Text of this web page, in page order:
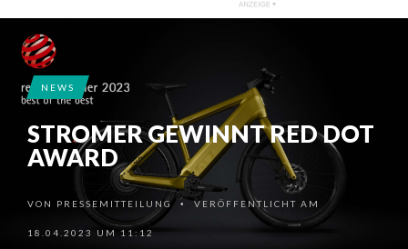
NEWS
STROMER GEWINNT RED DOT
AWARD
VON PRESSEMITTEILUNG • VERÖFFENTLICHT AM
18.04.2023 UM 11:12